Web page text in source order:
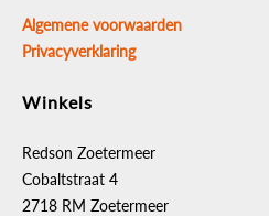
Algemene voorwaarden
Privacyverklaring
Winkels
Redson Zoetermeer
Cobaltstraat 4
2718 RM Zoetermeer